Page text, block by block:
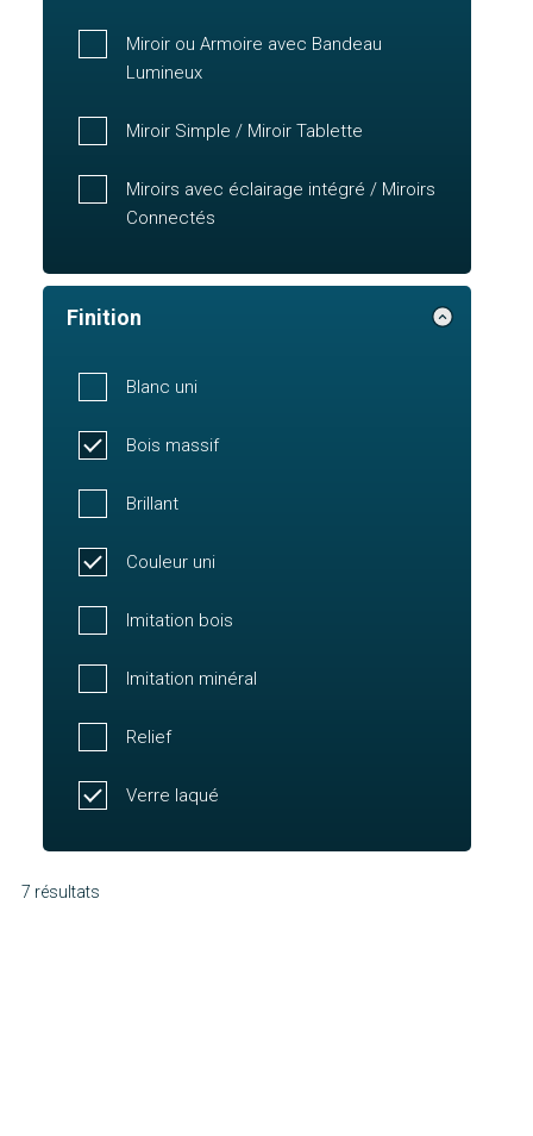
Miroir ou Armoire avec Bandeau
Lumineux
Miroir Simple / Miroir Tablette
Miroirs avec éclairage intégré / Miroirs
Connectés
Finition
Blanc uni
Bois massif
Brillant
Couleur uni
Imitation bois
Imitation minéral
Relief
Verre laqué
7 résultats